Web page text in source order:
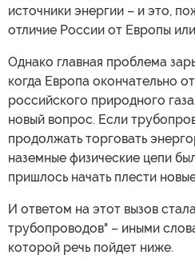
источники энергии – и это,
отличие России от Европы
Однако главная проблема
когда Европа окончательно
российского природного
новый вопрос. Если
продолжать торговать
наземные физические цепи
пришлось начать плести
И ответом на этот вызов
трубопроводов" – иными
которой речь пойдет ниже.